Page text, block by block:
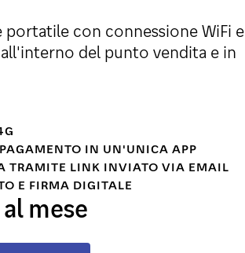
con connessione WiFi e
del punto vendita e in
IN UN'UNICA APP
TRAMITE LINK INVIATO VIA EMAIL
E FIRMA DIGITALE
mese